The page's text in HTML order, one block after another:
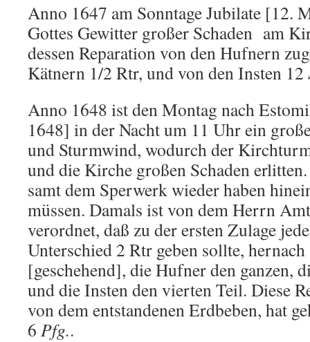
Anno 1647 am Sonntage Jubilate [12.
Gottes Gewitter großer Schaden am
dessen Reparation von den Hufnern
Kätnern 1/2 Rtr, und von den Insten 12
Anno 1648 ist den Montag nach
1648] in der Nacht um 11 Uhr ein
und Sturmwind, wodurch der
und die Kirche großen Schaden
samt dem Sperwerk wieder haben
müssen. Damals ist von dem Herrn
verordnet, daß zu der ersten Zulage
Unterschied 2 Rtr geben sollte, hernach
[geschehend], die Hufner den ganzen,
und die Insten den vierten Teil. Diese
von dem entstandenen Erdbeben, hat
6 Pfg..